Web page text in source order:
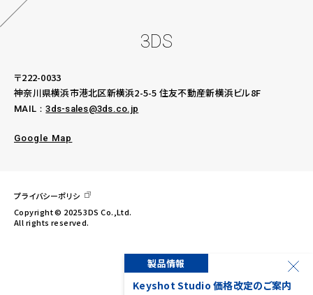
3DS
〒222-0033
神奈川県横浜市港北区新横浜2-5-5 住友不動産新横浜ビル8F
MAIL：3ds-sales@3ds.co.jp
Google Map
プライバシーポリシ
Copyright © 2025 3DS Co.,Ltd.
All rights reserved.
製品情報
Keyshot Studio 価格改定のご案内